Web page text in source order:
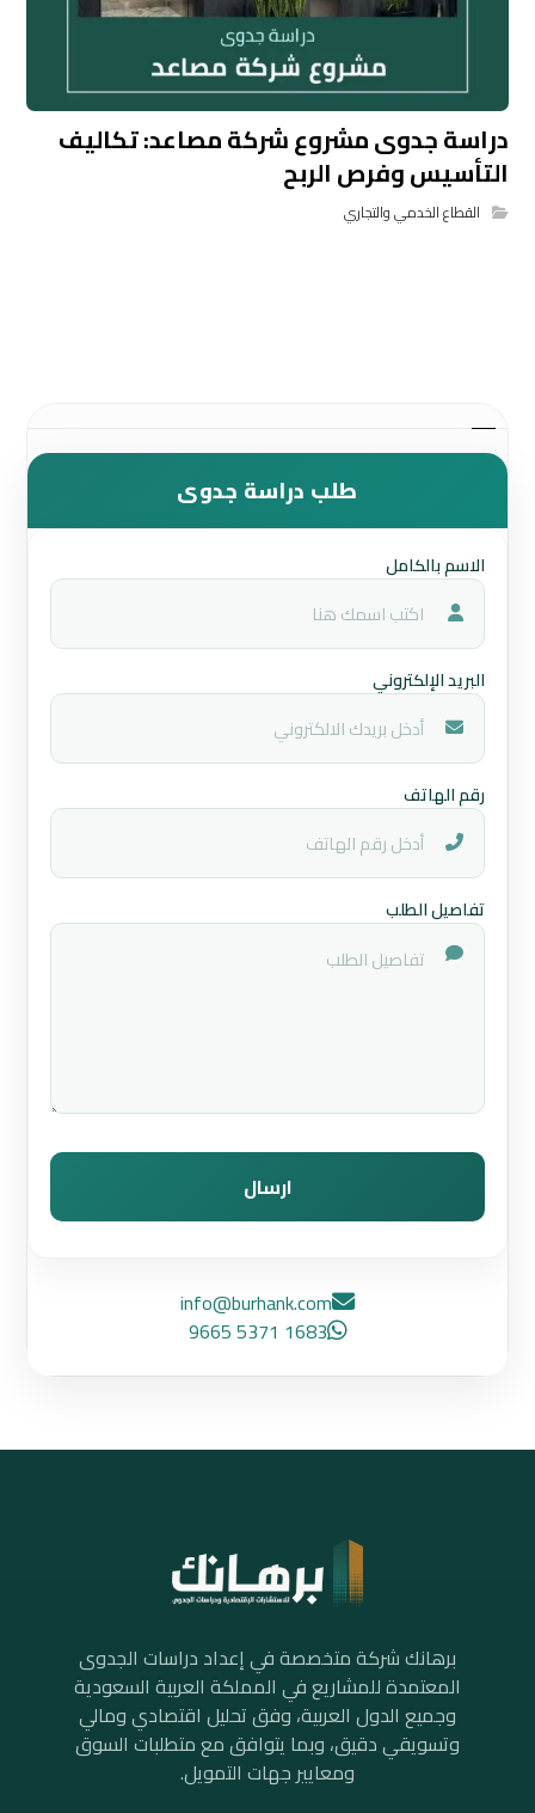
دراسة جدوى مشروع شركة مصاعد: تكاليف
التأسيس وفرص الربح
القطاع الخدمي والتجاري
طلب دراسة جدوى
الاسم بالكامل
البريد الإلكتروني
رقم الهاتف
تفاصيل الطلب
ارسال
info@burhank.com
1683 5371 9665
برهانك شركة متخصصة في إعداد دراسات الجدوى
المعتمدة للمشاريع في المملكة العربية السعودية
وجميع الدول العربية، وفق تحليل اقتصادي ومالي
وتسويقي دقيق، وبما يتوافق مع متطلبات السوق
ومعايير جهات التمويل.